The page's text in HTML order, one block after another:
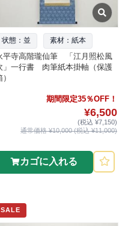
状態：並 素材：紙本
平寺高階瓏仙筆 「江月照松風
」一行書 肉筆紙本掛軸（保護
期間限定35％OFF！
¥6,500
(税込 ¥7,150)
通常価格 ¥10,000 (税込 ¥11,000)
カゴに入れる
SALE